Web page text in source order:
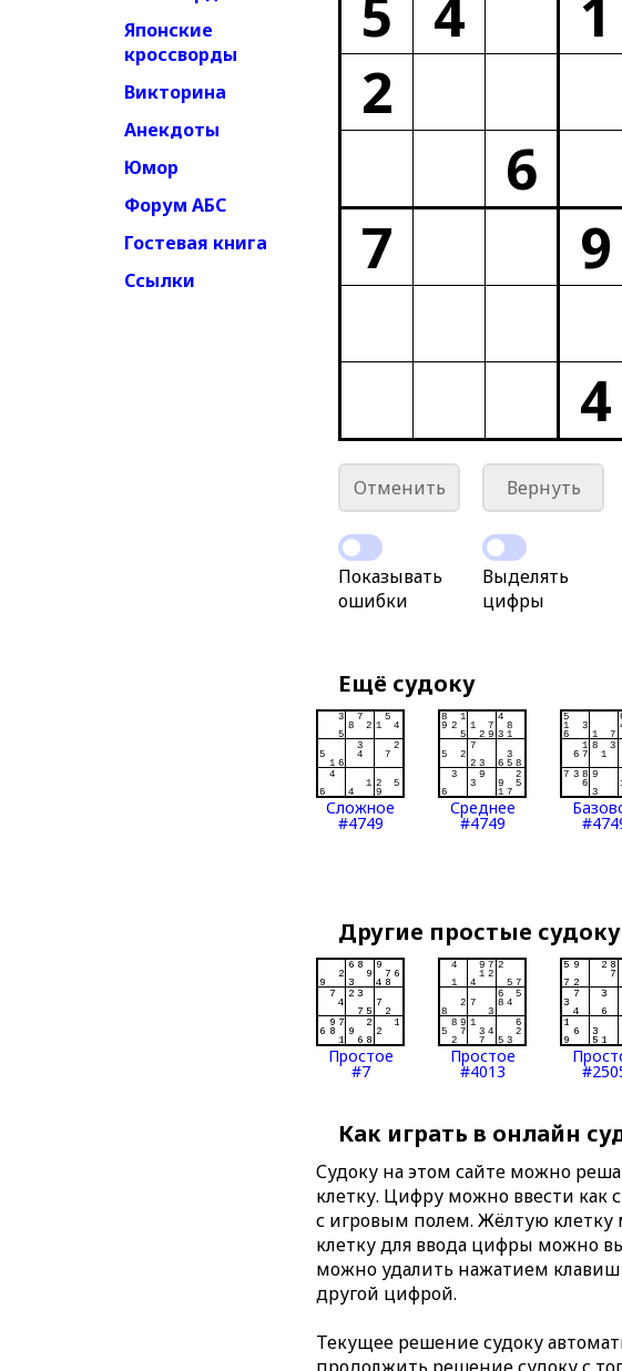
Японские
кроссворды
Викторина
Анекдоты
Юмор
Форум АБС
Гостевая книга
Ссылки
5 4 1
2
6
7
9
4
Отменить Вернуть
Показывать
ошибки
Выделять
цифры
Ещё судоку
Сложное
#4749
Среднее
#4749
Другие простые судоку
Простое
#7
Простое
#4013
Как играть в онлайн
Судоку на этом сайте можно
клетку. Цифру можно ввести как
с игровым полем. Жёлтую
клетку для ввода цифры можно
можно удалить нажатием клавиш
другой цифрой.
Текущее решение судоку